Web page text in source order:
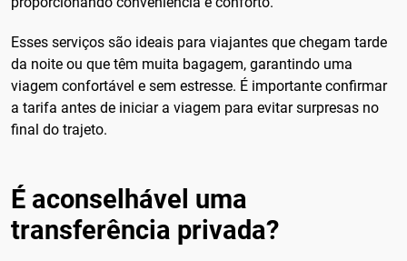
Esses serviços são ideais para viajantes que chegam tarde
da noite ou que têm muita bagagem, garantindo uma
viagem confortável e sem estresse. É importante confirmar
a tarifa antes de iniciar a viagem para evitar surpresas no
final do trajeto.
É aconselhável uma
transferência privada?